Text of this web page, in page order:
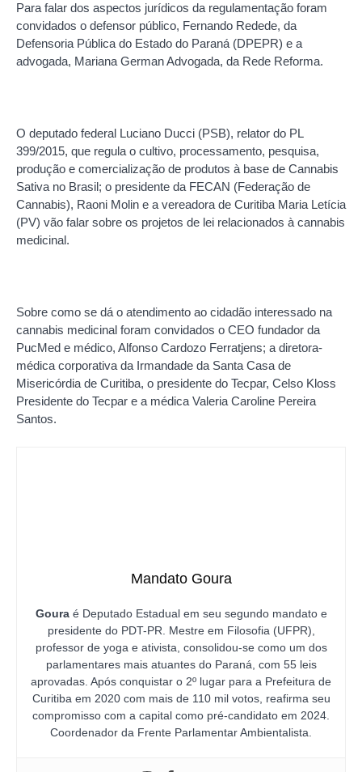
Para falar dos aspectos jurídicos da regulamentação foram
convidados o defensor público, Fernando Redede, da
Defensoria Pública do Estado do Paraná (DPEPR) e a
advogada, Mariana German Advogada, da Rede Reforma.
O deputado federal Luciano Ducci (PSB), relator do PL
399/2015, que regula o cultivo, processamento, pesquisa,
produção e comercialização de produtos à base de Cannabis
Sativa no Brasil; o presidente da FECAN (Federação de
Cannabis), Raoni Molin e a vereadora de Curitiba Maria Letícia
(PV) vão falar sobre os projetos de lei relacionados à cannabis
medicinal.
Sobre como se dá o atendimento ao cidadão interessado na
cannabis medicinal foram convidados o CEO fundador da
PucMed e médico, Alfonso Cardozo Ferratjens; a diretora-
médica corporativa da Irmandade da Santa Casa de
Misericórdia de Curitiba, o presidente do Tecpar, Celso Kloss
Presidente do Tecpar e a médica Valeria Caroline Pereira
Santos.
Mandato Goura
Gouraé Deputado Estadual em seu segundo mandato e
presidente do PDT-PR. Mestre em Filosofia (UFPR),
professor de yoga e ativista, consolidou-se como um dos
parlamentares mais atuantes do Paraná, com 55 leis
aprovadas. Após conquistar o 2º lugar para a Prefeitura de
Curitiba em 2020 com mais de 110 mil votos, reafirma seu
compromisso com a capital como pré-candidato em 2024.
Coordenador da Frente Parlamentar Ambientalista.